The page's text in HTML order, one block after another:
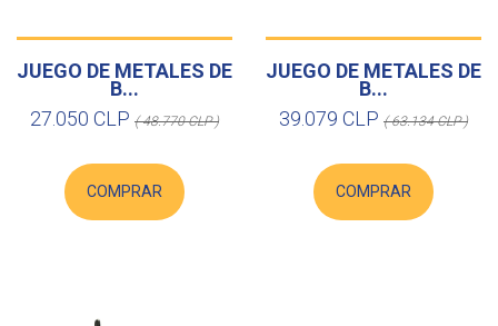
JUEGO DE METALES DE
B...
27.050 CLP ( 48.770 CLP )
COMPRAR
JUEGO DE METALES DE
B...
39.079 CLP ( 63.134 CLP )
COMPRAR